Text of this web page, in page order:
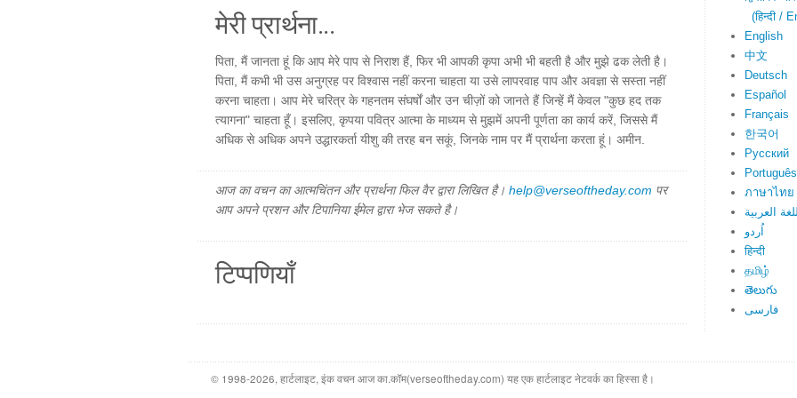
मेरी प्रार्थना...
पिता, मैं जानता हूं कि आप मेरे पाप से निराश हैं, फिर भी आपकी कृपा अभी भी बहती है और मुझे ढक लेती है।
पिता, मैं कभी भी उस अनुग्रह पर विश्वास नहीं करना चाहता या उसे लापरवाह पाप और अवज्ञा से सस्ता नहीं
करना चाहता। आप मेरे चरित्र के गहनतम संघर्षों और उन चीज़ों को जानते हैं जिन्हें मैं केवल "कुछ हद तक
त्यागना" चाहता हूँ। इसलिए, कृपया पवित्र आत्मा के माध्यम से मुझमें अपनी पूर्णता का कार्य करें, जिससे मैं
अधिक से अधिक अपने उद्धारकर्ता यीशु की तरह बन सकूं, जिनके नाम पर मैं प्रार्थना करता हूं। अमीन.
आज का वचन का आत्मचिंतन और प्रार्थना फिल वैर द्वारा लिखित है। help@verseoftheday.com पर
आप अपने प्रशन और टिपानिया ईमेल द्वारा भेज सकते है।
टिप्पणियाँ
(हिन्दी /
English
中文
Deutsch
Español
Français
한국어
Русский
Português
ภาษาไทย
العربية
اُردو
हिन्दी
தமிழ்
తెలుగు
فارسی
© 1998-2026, हार्टलाइट, इंक वचन आज का.कॉम(verseoftheday.com) यह एक हार्टलाइट नेटवर्क का हिस्सा है।